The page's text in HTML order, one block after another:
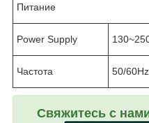
Питание
Power Supply
Частота 50/60Hz
Свяжитесь с